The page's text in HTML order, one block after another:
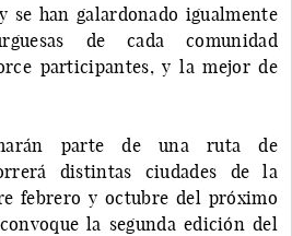
se han galardonado igualmente
de cada comunidad
participantes, y la mejor de
parte de una ruta de
distintas ciudades de la
febrero y octubre del próximo
la segunda edición del